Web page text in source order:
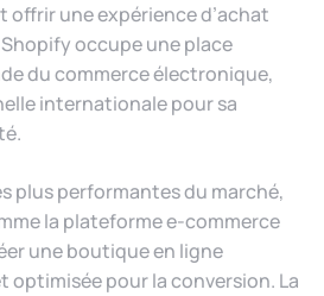
offrir une expérience d’achat
occupe une place
du commerce électronique,
internationale pour sa
plus performantes du marché,
la plateforme e-commerce
une boutique en ligne
optimisée pour la conversion. La